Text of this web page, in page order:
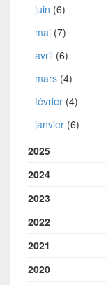
juin (6)
mai (7)
avril (6)
mars (4)
février (4)
janvier (6)
2025
2024
2023
2022
2021
2020